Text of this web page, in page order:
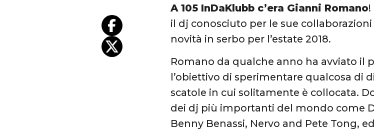
A 105 InDaKlubb c’era Gianni Romano
il dj conosciuto per le sue collaborazioni
novità in serbo per l’estate 2018.
Romano da qualche anno ha avviato il
l’obiettivo di sperimentare qualcosa di
scatole in cui solitamente è collocata.
dei dj più importanti del mondo come
Benny Benassi, Nervo and Pete Tong,